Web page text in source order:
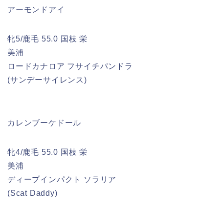
アーモンドアイ
牝5/鹿毛 55.0 国枝 栄
美浦
ロードカナロア フサイチパンドラ
(サンデーサイレンス)
カレンブーケドール
牝4/鹿毛 55.0 国枝 栄
美浦
ディープインパクト ソラリア
(Scat Daddy)